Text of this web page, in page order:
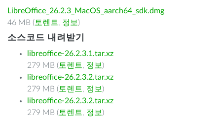
LibreOffice_26.2.3_MacOS_aarch64_sdk.dmg
46 MB ( 토렌트, 정보 )
소스코드 내려받기
libreoffice-26.2.3.1.tar.xz
279 MB ( 토렌트, 정보 )
libreoffice-26.2.3.2.tar.xz
279 MB ( 토렌트, 정보 )
libreoffice-26.2.3.2.tar.xz
279 MB ( 토렌트, 정보 )